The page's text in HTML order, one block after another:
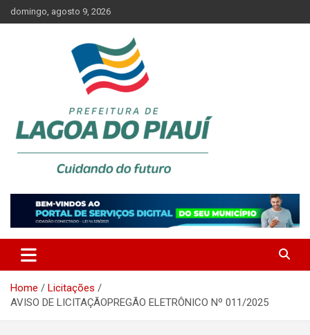
Skip
to
domingo, agosto 9, 2026
PREFEITURA DE LAGOA DO
PIAUÍ
Home
Licitações
AVISO DE LICITAÇÃOPREGÃO ELETRÔNICO Nº 011/2025